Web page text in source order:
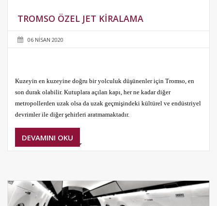
TROMSO ÖZEL JET KIRALAMA
06 NISAN 2020
Kuzeyin en kuzeyine doğru bir yolculuk düşünenler için Tromso, en
son durak olabilir. Kutuplara açılan kapı, her ne kadar diğer
metropollerden uzak olsa da uzak geçmişindeki kültürel ve endüstriyel
devrimler ile diğer şehirleri aratmamaktadır.
DEVAMINI OKU